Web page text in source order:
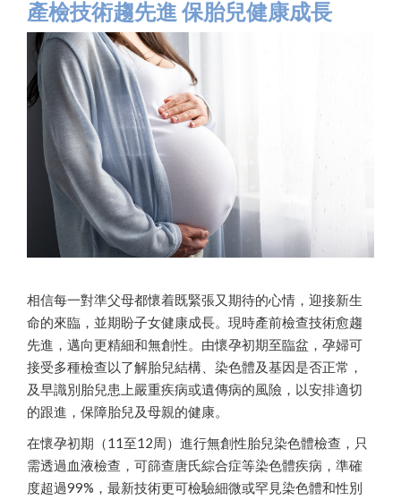
產檢技術趨先進 保胎兒健康成長
相信每一對準父母都懷着既緊張又期待的心情，迎接新生
命的來臨，並期盼子女健康成長。現時產前檢查技術愈趨
先進，邁向更精細和無創性。由懷孕初期至臨盆，孕婦可
接受多種檢查以了解胎兒結構、染色體及基因是否正常，
及早識別胎兒患上嚴重疾病或遺傳病的風險，以安排適切
的跟進，保障胎兒及母親的健康。
在懷孕初期（11至12周）進行無創性胎兒染色體檢查，只
需透過血液檢查，可篩查唐氏綜合症等染色體疾病，準確
度超過99%，最新技術更可檢驗細微或罕見染色體和性別